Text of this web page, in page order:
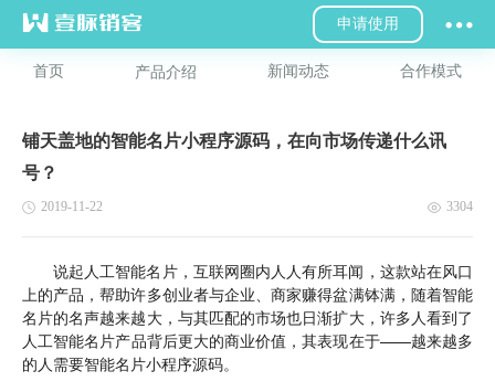
申请使用
首页 产品介绍 新闻动态 合作模式
铺天盖地的智能名片小程序源码，在向市场传递什么讯
号？
2019-11-22 3304
说起人工智能名片，互联网圈内人人有所耳闻，这款站在风口
上的产品，帮助许多创业者与企业、商家赚得盆满钵满，随着智能
名片的名声越来越大，与其匹配的市场也日渐扩大，许多人看到了
人工智能名片产品背后更大的商业价值，其表现在于——越来越多
的人需要智能名片小程序源码。